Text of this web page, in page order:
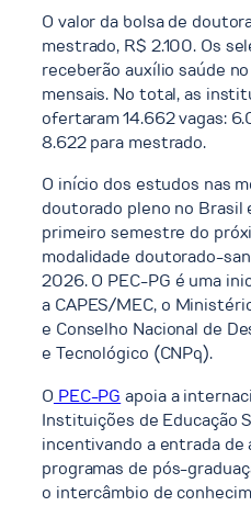
O valor da bolsa de
mestrado, R$ 2.100. Os
receberão auxílio saúde
mensais. No total, as
ofertaram 14.662 vagas:
8.622 para mestrado.
O início dos estudos nas
doutorado pleno no Brasil
primeiro semestre do
modalidade doutorado-
2026. O PEC-PG é uma
a CAPES/MEC, o
e Conselho Nacional de
e Tecnológico (CNPq).
O PEC-PG apoia a
Instituições de Educação
incentivando a entrada
programas de pós-
o intercâmbio de